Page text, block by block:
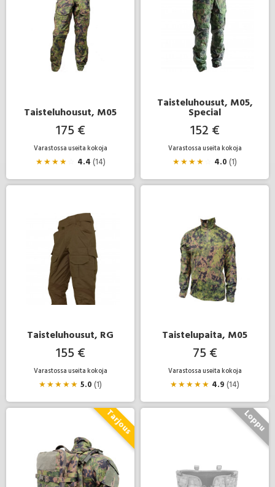
Taisteluhousut, M05
175 €
Varastossa useita kokoja
★★★★ 4.4(14)
Taisteluhousut, M05,
Special
152 €
Varastossa useita kokoja
★★★★ 4.0(1)
Taisteluhousut, RG
155 €
Varastossa useita kokoja
★★★★★ 5.0(1)
Taistelupaita, M05
75 €
Varastossa useita kokoja
★★★★★ 4.9(14)